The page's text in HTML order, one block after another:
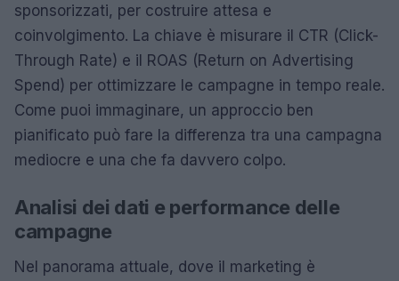
sponsorizzati, per costruire attesa e
coinvolgimento. La chiave è misurare il CTR (Click-
Through Rate) e il ROAS (Return on Advertising
Spend) per ottimizzare le campagne in tempo reale.
Come puoi immaginare, un approccio ben
pianificato può fare la differenza tra una campagna
mediocre e una che fa davvero colpo.
Analisi dei dati e performance delle
campagne
Nel panorama attuale, dove il marketing è